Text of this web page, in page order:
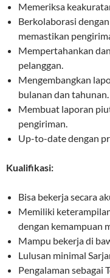
Memeriksa
Berkolaborasi
memastikan
Mempertahankan
pelanggan.
Mengembangkan
bulanan dan tahunan.
Membuat laporan
pengiriman.
Up-to-date dengan
Kualifikasi:
Bisa bekerja secara
Memiliki
dengan kemampuan
Mampu bekerja di
Lulusan minimal
Pengalaman sebagai